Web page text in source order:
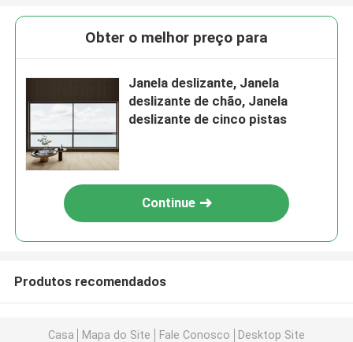
Obter o melhor preço para
Janela deslizante, Janela
deslizante de chão, Janela
deslizante de cinco pistas
Continue
Produtos recomendados
Casa Mapa do Site Fale Conosco Desktop Site